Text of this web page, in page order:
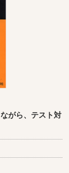
がら、テスト対